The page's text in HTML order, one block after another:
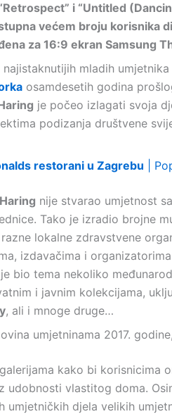
i “Untitled
većem broju korisnika
za 16:9 ekran Samsung
mladih
osamdesetih godina
je počeo izlagati svoja
podizanja društvene
restorani u Zagrebu |
nije stvarao umjetnost
Tako je izradio brojne
lokalne zdravstvene
izdavačima i
je bio tema nekoliko
i javnim kolekcijama,
, ali i mnoge druge…
umjetninama 2017.
kako bi korisnicima
udobnosti vlastitog doma.
umjetničkih djela velikih